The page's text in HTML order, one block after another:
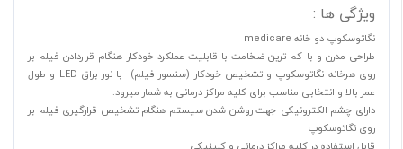
ویژگی ها :
نگاتوسکوپ دو خانه medicare
طراحی مدرن و با کم ترین ضخامت با قابلیت عملکرد خودکار هنگام قراردادن فیلم بر
روی هرخانه نگاتوسکوپ و تشخیص خودکار (سنسور فیلم) با نور براق LED و طول
عمر بالا و انتخابی مناسب برای کلیه مراکز درمانی به شمار میرود.
دارای چشم الکترونیکی جهت روشن شدن سیستم هنگام تشخیص قرارگیری فیلم بر
روی نگاتوسکوپ